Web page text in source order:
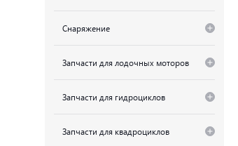
Снаряжение
Запчасти для лодочных моторов
Запчасти для гидроциклов
Запчасти для квадроциклов